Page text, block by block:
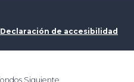
Declaración de accesibilidad
Siguiente